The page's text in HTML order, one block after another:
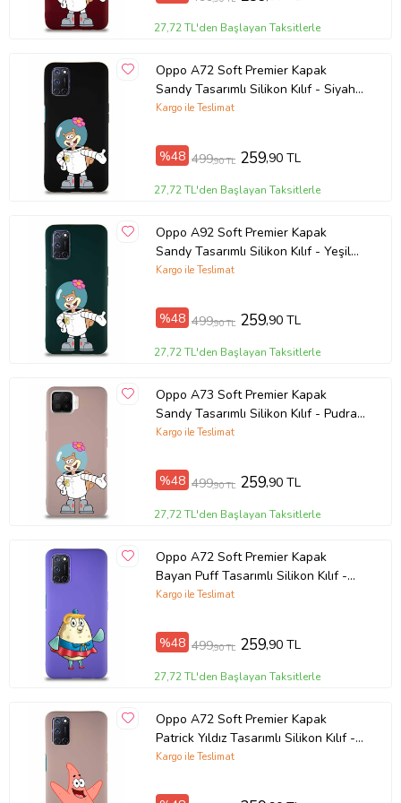
Ürün Kodu:kcm96783992
27,72 TL'den Başlayan Taksitlerle
Oppo A72 Soft Premier Kapak
Sandy Tasarımlı Silikon Kılıf - Siyah
(Şeffaf)
Kargo ile Teslimat
%48 499,90 TL 259,90 TL
27,72 TL'den Başlayan Taksitlerle
Oppo A92 Soft Premier Kapak
Sandy Tasarımlı Silikon Kılıf - Yeşil
(Şeffaf)
Kargo ile Teslimat
%48 499,90 TL 259,90 TL
27,72 TL'den Başlayan Taksitlerle
Oppo A73 Soft Premier Kapak
Sandy Tasarımlı Silikon Kılıf - Pudra
(Şeffaf)
Kargo ile Teslimat
%48 499,90 TL 259,90 TL
27,72 TL'den Başlayan Taksitlerle
Oppo A72 Soft Premier Kapak
Bayan Puff Tasarımlı Silikon Kılıf -
Mor (Şeffaf)
Kargo ile Teslimat
%48 499,90 TL 259,90 TL
27,72 TL'den Başlayan Taksitlerle
Oppo A72 Soft Premier Kapak
Patrick Yıldız Tasarımlı Silikon Kılıf -
Pudra (Şeffaf)
Kargo ile Teslimat